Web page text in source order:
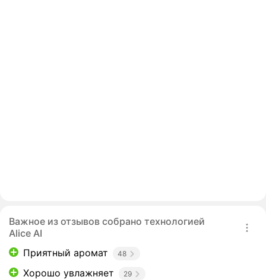
Важное из отзывов собрано технологией
Alice AI
Приятный аромат
48
Хорошо увлажняет 29